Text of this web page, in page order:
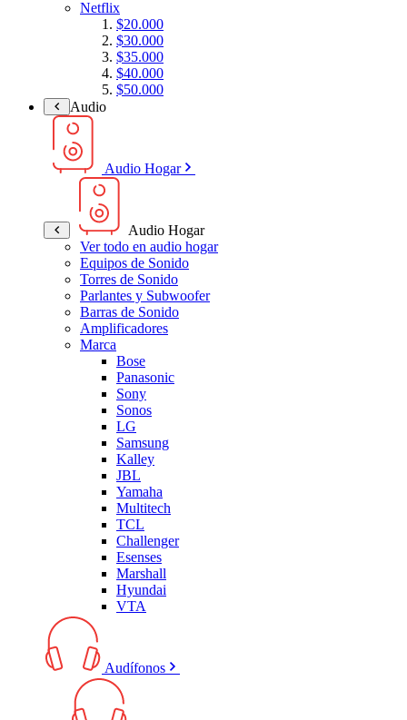
Netflix
$20.000
$30.000
$35.000
$40.000
$50.000
Audio
Audio Hogar
Audio Hogar
Ver todo en audio hogar
Equipos de Sonido
Torres de Sonido
Parlantes y Subwoofer
Barras de Sonido
Amplificadores
Marca
Bose
Panasonic
Sony
Sonos
LG
Samsung
Kalley
JBL
Yamaha
Multitech
TCL
Challenger
Esenses
Marshall
Hyundai
VTA
Audífonos